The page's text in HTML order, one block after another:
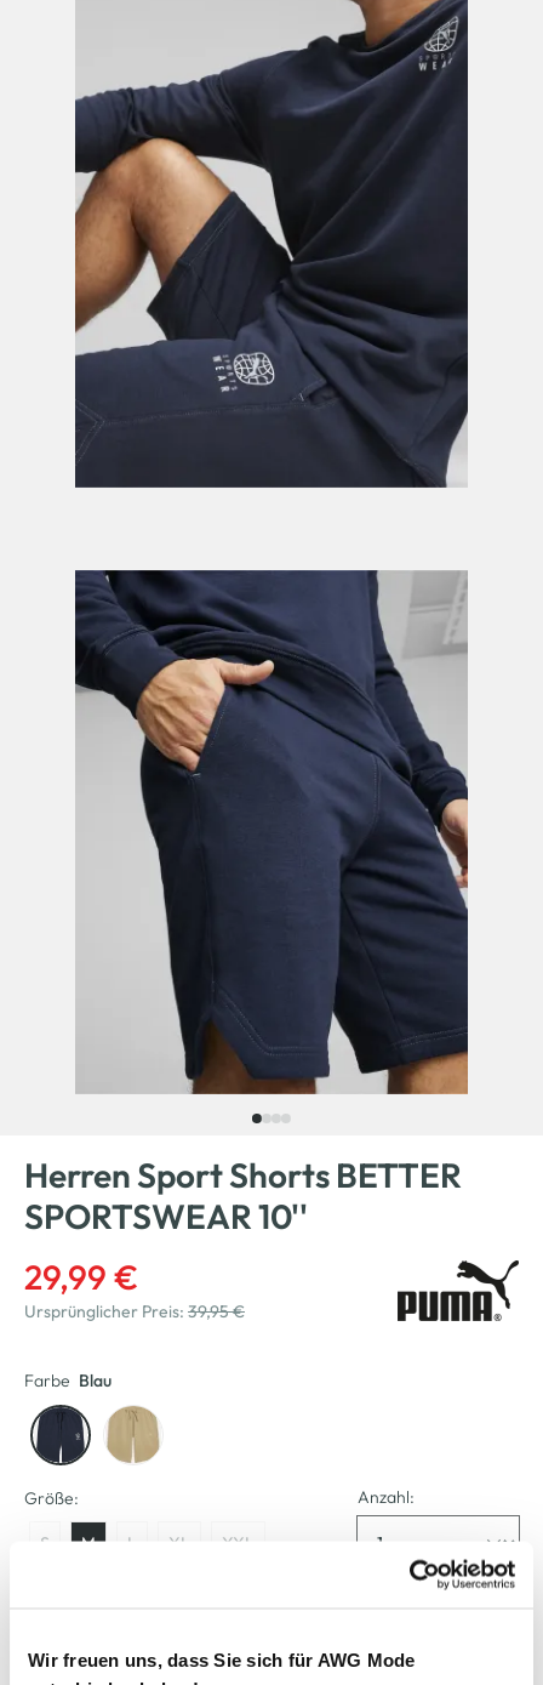
Wir freuen uns, dass Sie sich für AWG Mode
Herren Sport Shorts BETTER
SPORTSWEAR 10''
29,99 €
Ursprünglicher Preis: 39,95 €
Farbe Blau
Größe:
S M L XL XXL
Anzahl: